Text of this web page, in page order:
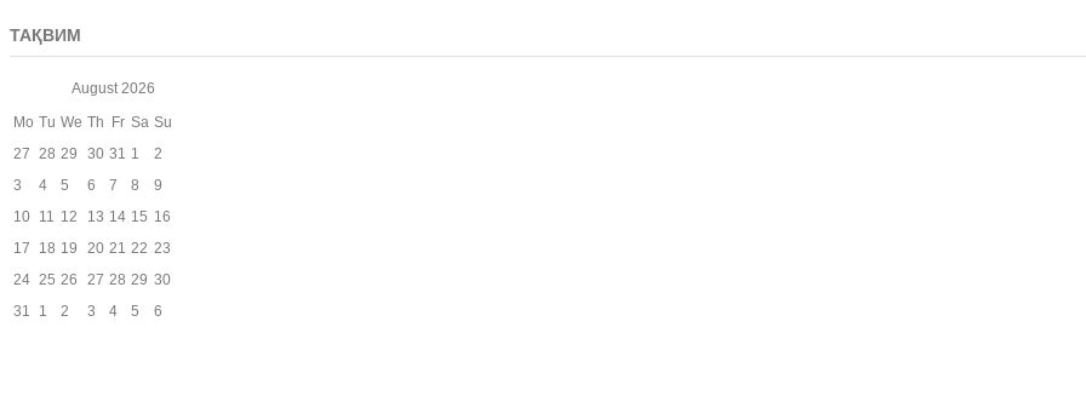
ТАҚВИМ
August 2026
Mo Tu We Th Fr Sa Su
27 28 29 30 31 1
2
3
4 5 6 7 8
9
10 11 12 13 14 15 16
17
18 19 20 21 22 23
24 25 26 27 28 29 30
31
1 2 3 4 5 6